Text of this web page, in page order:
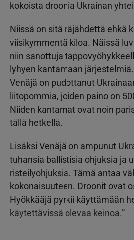
kokoista droonia Ukrainan
Niissä on sitä räjähdettä ehkä
viisikymmentä kiloa. Näissä
niin sanottuja
lyhyen kantamaan
Venäjä on pudottanut
liitopommia, joiden paino on
Niiden kantamat ovat noin
tällä hetkellä.
Lisäksi Venäjä on ampunut
tuhansia ballistisia ohjuksia ja
risteilyohjuksia. Tämä antaa
kokonaisuuteen. Droonit ovat
Hyökkääjä pyrkii käyttämään
käytettävissä olevaa keinoa.”